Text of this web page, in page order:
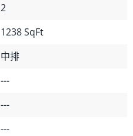
2
1238 SqFt
中排
---
---
---